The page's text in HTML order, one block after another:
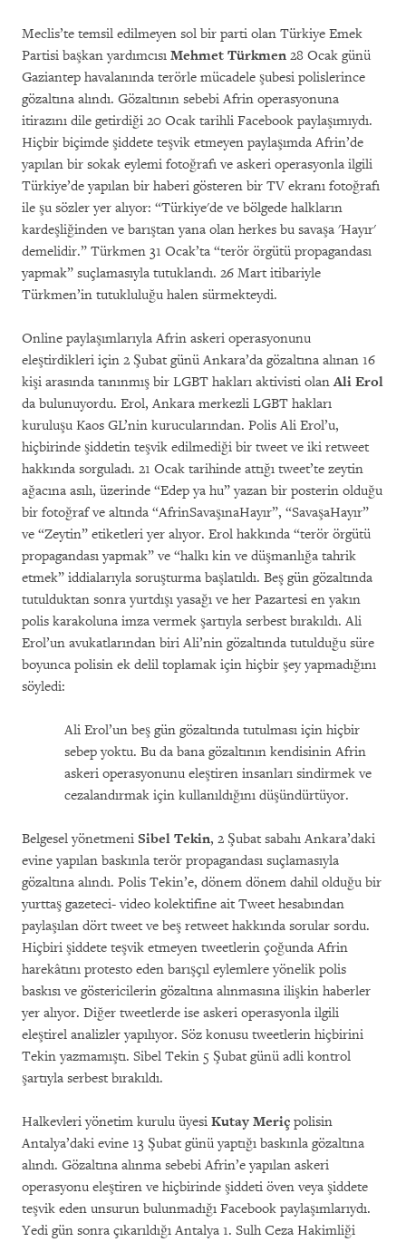
Meclis’te temsil edilmeyen sol bir parti olan Türkiye Emek
Partisi başkan yardımcısı Mehmet Türkmen 28 Ocak günü
Gaziantep havalanında terörle mücadele şubesi polislerince
gözaltına alındı. Gözaltının sebebi Afrin operasyonuna
itirazını dile getirdiği 20 Ocak tarihli Facebook paylaşımıydı.
Hiçbir biçimde şiddete teşvik etmeyen paylaşımda Afrin’de
yapılan bir sokak eylemi fotoğrafı ve askeri operasyonla ilgili
Türkiye’de yapılan bir haberi gösteren bir TV ekranı fotoğrafı
ile şu sözler yer alıyor: “Türkiye'de ve bölgede halkların
kardeşliğinden ve barıştan yana olan herkes bu savaşa 'Hayır'
demelidir.” Türkmen 31 Ocak’ta “terör örgütü propagandası
yapmak” suçlamasıyla tutuklandı. 26 Mart itibariyle
Türkmen’in tutukluluğu halen sürmekteydi.
Online paylaşımlarıyla Afrin askeri operasyonunu
eleştirdikleri için 2 Şubat günü Ankara’da gözaltına alınan 16
kişi arasında tanınmış bir LGBT hakları aktivisti olanAli Erol
da bulunuyordu. Erol, Ankara merkezli LGBT hakları
kuruluşu Kaos GL’nin kurucularından. Polis Ali Erol’u,
hiçbirinde şiddetin teşvik edilmediği bir tweet ve iki retweet
hakkında sorguladı. 21 Ocak tarihinde attığı tweet’te zeytin
ağacına asılı, üzerinde “Edep ya hu” yazan bir posterin olduğu
bir fotoğraf ve altında “AfrinSavaşınaHayır”, “SavaşaHayır”
ve “Zeytin” etiketleri yer alıyor. Erol hakkında “terör örgütü
propagandası yapmak” ve “halkı kin ve düşmanlığa tahrik
etmek” iddialarıyla soruşturma başlatıldı. Beş gün gözaltında
tutulduktan sonra yurtdışı yasağı ve her Pazartesi en yakın
polis karakoluna imza vermek şartıyla serbest bırakıldı. Ali
Erol’un avukatlarından biri Ali’nin gözaltında tutulduğu süre
boyunca polisin ek delil toplamak için hiçbir şey yapmadığını
söyledi:
Ali Erol’un beş gün gözaltında tutulması için hiçbir
sebep yoktu. Bu da bana gözaltının kendisinin Afrin
askeri operasyonunu eleştiren insanları sindirmek ve
cezalandırmak için kullanıldığını düşündürtüyor.
Belgesel yönetmeni Sibel Tekin, 2 Şubat sabahı Ankara’daki
evine yapılan baskınla terör propagandası suçlamasıyla
gözaltına alındı. Polis Tekin’e, dönem dönem dahil olduğu bir
yurttaş gazeteci- video kolektifine ait Tweet hesabından
paylaşılan dört tweet ve beş retweet hakkında sorular sordu.
Hiçbiri şiddete teşvik etmeyen tweetlerin çoğunda Afrin
harekâtını protesto eden barışçıl eylemlere yönelik polis
baskısı ve göstericilerin gözaltına alınmasına ilişkin haberler
yer alıyor. Diğer tweetlerde ise askeri operasyonla ilgili
eleştirel analizler yapılıyor. Söz konusu tweetlerin hiçbirini
Tekin yazmamıştı. Sibel Tekin 5 Şubat günü adli kontrol
şartıyla serbest bırakıldı.
Halkevleri yönetim kurulu üyesi Kutay Meriç polisin
Antalya’daki evine 13 Şubat günü yaptığı baskınla gözaltına
alındı. Gözaltına alınma sebebi Afrin’e yapılan askeri
operasyonu eleştiren ve hiçbirinde şiddeti öven veya şiddete
teşvik eden unsurun bulunmadığı Facebook paylaşımlarıydı.
Yedi gün sonra çıkarıldığı Antalya 1. Sulh Ceza Hakimliği